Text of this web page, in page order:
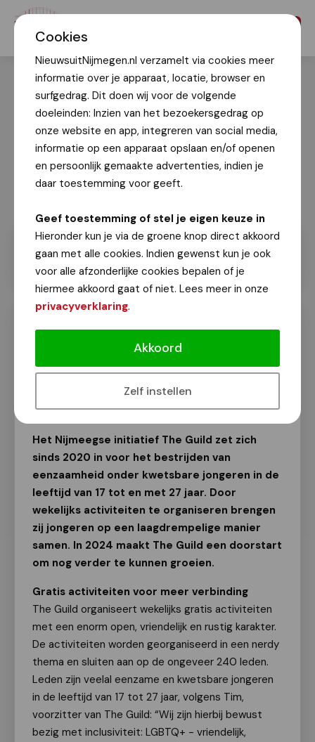
Cookies
NieuwsuitNijmegen.nl verzamelt via cookies meer
informatie over je apparaat, locatie, browser en
surfgedrag. Dit doen wij voor de volgende
doeleinden: Inzien van het bezoekersgedrag op
onze website en app, integreren van social media,
informatie op een apparaat opslaan en/of openen
en persoonlijk gemaakte advertenties, indien je
daar toestemming voor geeft.
Geef toestemming of stel je eigen keuze in
Hieronder kun je via de groene knop direct akkoord
gaan met alle cookies. Indien gewenst kun je ook
voor alle afzonderlijke cookies bepalen of je
hiermee akkoord gaat of niet. Lees meer in onze
privacyverklaring.
Akkoord
Zelf instellen
The Guild gaat de strijd aan tegen
eenzaamheid onder kwetsbare
jongeren
Van onze redactie
8 maart 2024
Het Nijmeegse initiatief The Guild zet zich
sinds 2020 in voor het bestrijden van
eenzaamheid onder kwetsbare jongeren in de
leeftijd van 17 tot en met 27 jaar. Door
wekelijks activiteiten te organiseren brengen
zij jongeren op een laagdrempelige manier
samen. In 2024 maakt The Guild een doorstart
om nog verder te kunnen groeien.
Gratis activiteiten voor meer verbinding
The Guild organiseert wekelijks gratis activiteiten
met een enorm open, vriendelijk en rustig karakter.
De activiteiten worden georganiseerd in een nerdy
thema en sluiten aan op de ongeveer 240 leden.
Leden zijn veelal eenzame en kwetsbare jongeren
in de leeftijd van 17 tot 27 jaar, volgens Tim,
voorzitter van The Guild: “Wij zijn hierbij bewust
bezig met inclusiviteit: LGBTQ+ - vriendelijk,